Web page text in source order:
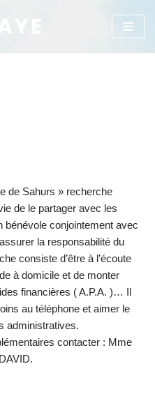
de Sahurs » recherche
de le partager avec les
bénévole conjointement avec
la responsabilité du
consiste d’être à l’écoute
à domicile et de monter
financières ( A.P.A. )… Il
au téléphone et aimer le
administratives.
contacter : Mme